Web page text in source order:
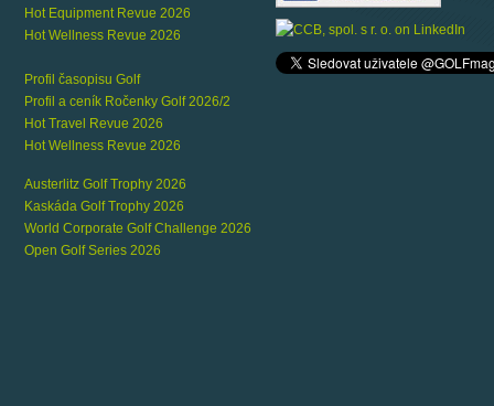
Hot Equipment Revue 2026
Hot Wellness Revue 2026
Profil časopisu Golf
Profil a ceník Ročenky Golf 2026/2
Hot Travel Revue 2026
Hot Wellness Revue 2026
Austerlitz Golf Trophy 2026
Kaskáda Golf Trophy 2026
World Corporate Golf Challenge 2026
Open Golf Series 2026